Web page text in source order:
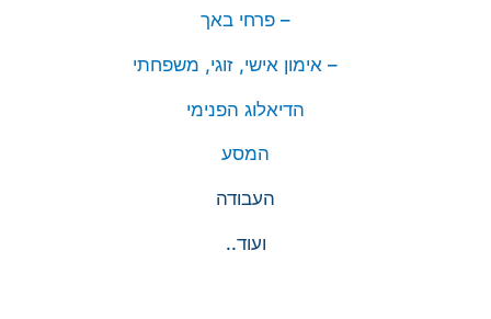
– פרחי באך
– אימון אישי, זוגי, משפחתי
הדיאלוג הפנימי
המסע
העבודה
ועוד..